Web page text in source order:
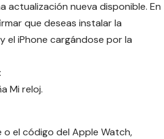
actualización nueva disponible. En
que deseas instalar la
el iPhone cargándose por la
Mi reloj.
o el código del Apple Watch,